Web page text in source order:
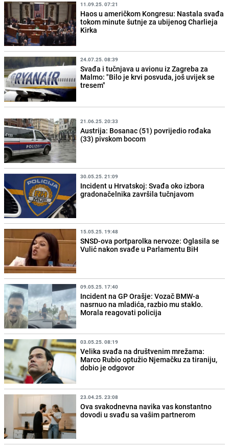
11.09.25. 07:21
Haos u američkom Kongresu: Nastala svađa
tokom minute šutnje za ubijenog Charlieja
Kirka
24.07.25. 08:39
Svađa i tučnjava u avionu iz Zagreba za
Malmo: "Bilo je krvi posvuda, još uvijek se
tresem"
21.06.25. 20:33
Austrija: Bosanac (51) povrijedio rođaka
(33) pivskom bocom
30.05.25. 21:09
Incident u Hrvatskoj: Svađa oko izbora
gradonačelnika završila tučnjavom
15.05.25. 19:48
SNSD-ova portparolka nervoze: Oglasila se
Vulić nakon svađe u Parlamentu BiH
09.05.25. 17:40
Incident na GP Orašje: Vozač BMW-a
nasrnuo na mladića, razbio mu staklo.
Morala reagovati policija
03.05.25. 08:19
Velika svađa na društvenim mrežama:
Marco Rubio optužio Njemačku za tiraniju,
dobio je odgovor
23.04.25. 23:08
Ova svakodnevna navika vas konstantno
dovodi u svađu sa vašim partnerom